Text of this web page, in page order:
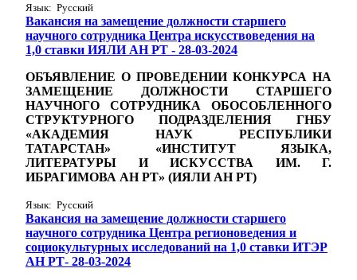
Язык: Русский
Вакансия на замещение должности старшего
научного сотрудника Центра искусствоведения на
1,0 ставки ИЯЛИ АН РТ - 28-03-2024
ОБЪЯВЛЕНИЕ О ПРОВЕДЕНИИ КОНКУРСА НА
ЗАМЕЩЕНИЕ ДОЛЖНОСТИ СТАРШЕГО
НАУЧНОГО СОТРУДНИКА ОБОСОБЛЕННОГО
СТРУКТУРНОГО ПОДРАЗДЕЛЕНИЯ ГНБУ
«АКАДЕМИЯ НАУК РЕСПУБЛИКИ
ТАТАРСТАН» «ИНСТИТУТ ЯЗЫКА,
ЛИТЕРАТУРЫ И ИСКУССТВА ИМ. Г.
ИБРАГИМОВА АН РТ» (ИЯЛИ АН РТ)
Язык: Русский
Вакансия на замещение должности старшего
научного сотрудника Центра регионоведения и
социокультурных исследований на 1,0 ставки ИТЭР
АН РТ- 28-03-2024